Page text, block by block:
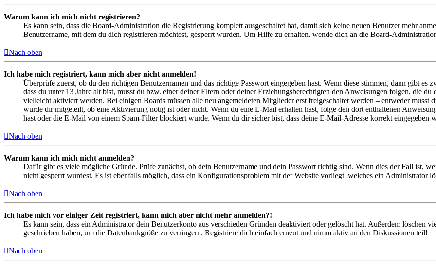
Warum kann ich mich nicht registrieren?
Es kann sein, dass die Board-Administration die Registrierung komplett ausgeschaltet hat, damit sich keine neuen Benutzer mehr
Benutzername, mit dem du dich registrieren möchtest, gesperrt wurden. Um Hilfe zu erhalten, wende dich an die Board-
Nach oben
Ich habe mich registriert, kann mich aber nicht anmelden!
Überprüfe zuerst, ob du den richtigen Benutzernamen und das richtige Passwort eingegeben hast. Wenn diese stimmen, dann gibt es
dass du unter 13 Jahre alt bist, musst du bzw. einer deiner Eltern oder deiner Erziehungsberechtigten den Anweisungen folgen, die
vielleicht aktiviert werden. Bei einigen Boards müssen alle neu angemeldeten Mitglieder erst freigeschaltet werden – entweder musst
wurde dir mitgeteilt, ob eine Aktivierung nötig ist oder nicht. Wenn du eine E-Mail erhalten hast, folge den dort enthaltenen
hast oder die E-Mail von einem Spam-Filter blockiert wurde. Wenn du dir sicher bist, dass deine E-Mail-Adresse korrekt eingegeben
Nach oben
Warum kann ich mich nicht anmelden?
Dafür gibt es viele mögliche Gründe. Prüfe zunächst, ob dein Benutzername und dein Passwort richtig sind. Wenn dies der Fall ist,
nicht gesperrt wurdest. Es ist ebenfalls möglich, dass ein Konfigurationsproblem mit der Website vorliegt, welches ein Administrator
Nach oben
Ich habe mich vor einiger Zeit registriert, kann mich aber nicht mehr anmelden?!
Es kann sein, dass ein Administrator dein Benutzerkonto aus verschieden Gründen deaktiviert oder gelöscht hat. Außerdem löschen
geschrieben haben, um die Datenbankgröße zu verringern. Registriere dich einfach erneut und nimm aktiv an den Diskussionen teil!
Nach oben